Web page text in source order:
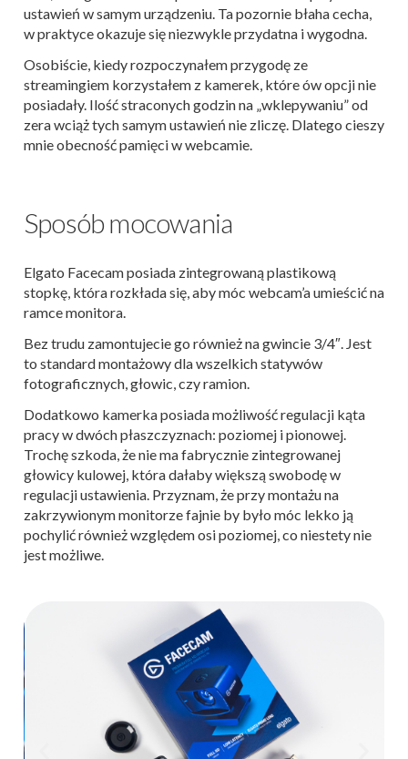
ustawień w samym urządzeniu. Ta pozornie błaha cecha,
w praktyce okazuje się niezwykle przydatna i wygodna.
Osobiście, kiedy rozpoczynałem przygodę ze
streamingiem korzystałem z kamerek, które ów opcji nie
posiadały. Ilość straconych godzin na „wklepywaniu” od
zera wciąż tych samym ustawień nie zliczę. Dlatego cieszy
mnie obecność pamięci w webcamie.
Sposób mocowania
Elgato Facecam posiada zintegrowaną plastikową
stopkę, która rozkłada się, aby móc webcam’a umieścić na
ramce monitora.
Bez trudu zamontujecie go również na gwincie 3/4″. Jest
to standard montażowy dla wszelkich statywów
fotograficznych, głowic, czy ramion.
Dodatkowo kamerka posiada możliwość regulacji kąta
pracy w dwóch płaszczyznach: poziomej i pionowej.
Trochę szkoda, że nie ma fabrycznie zintegrowanej
głowicy kulowej, która dałaby większą swobodę w
regulacji ustawienia. Przyznam, że przy montażu na
zakrzywionym monitorze fajnie by było móc lekko ją
pochylić również względem osi poziomej, co niestety nie
jest możliwe.